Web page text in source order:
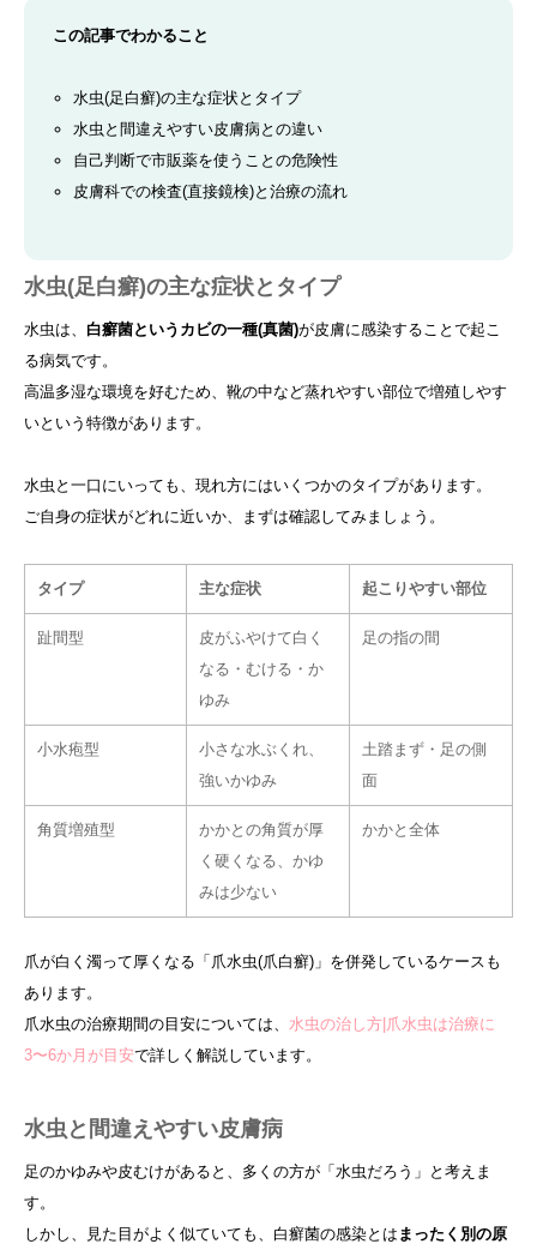
この記事でわかること
水虫(足白癬)の主な症状とタイプ
水虫と間違えやすい皮膚病との違い
自己判断で市販薬を使うことの危険性
皮膚科での検査(直接鏡検)と治療の流れ
水虫(足白癬)の主な症状とタイプ
水虫は、 白癬菌というカビの一種(真菌)が皮膚に感染することで起こ
る病気です。
高温多湿な環境を好むため、靴の中など蒸れやすい部位で増殖しやす
いという特徴があります。
水虫と一口にいっても、現れ方にはいくつかのタイプがあります。
ご自身の症状がどれに近いか、まずは確認してみましょう。
タイプ 主な症状 起こりやすい部位
趾間型
皮がふやけて白く
なる・むける・か
ゆみ
足の指の間
小水疱型
小さな水ぶくれ、
強いかゆみ
土踏まず・足の側
面
角質増殖型
かかとの角質が厚
く硬くなる、かゆ
みは少ない
かかと全体
爪が白く濁って厚くなる「爪水虫(爪白癬)」を併発しているケースも
あります。
爪水虫の治療期間の目安については、 水虫の治し方|爪水虫は治療に
3〜6か月が目安で詳しく解説しています。
水虫と間違えやすい皮膚病
足のかゆみや皮むけがあると、多くの方が「水虫だろう」と考えま
す。
しかし、見た目がよく似ていても、白癬菌の感染とは まったく別の原